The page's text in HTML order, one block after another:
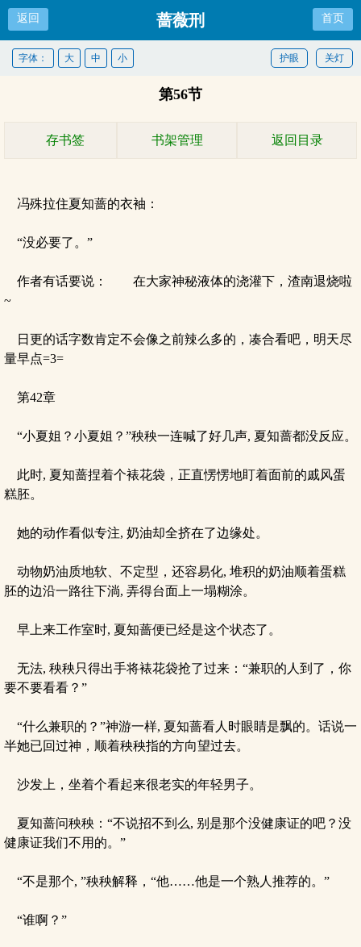
返回 蔷薇刑 首页
关灯
护眼
字体： 大 中 小
第56节
存书签 书架管理 返回目录
冯殊拉住夏知蔷的衣袖：
“没必要了。”
作者有话要说： 在大家神秘液体的浇灌下，渣南退烧啦
~
日更的话字数肯定不会像之前辣么多的，凑合看吧，明天尽
量早点=3=
第42章
“小夏姐？小夏姐？”秧秧一连喊了好几声, 夏知蔷都没反应。
此时, 夏知蔷捏着个裱花袋，正直愣愣地盯着面前的戚风蛋
糕胚。
她的动作看似专注, 奶油却全挤在了边缘处。
动物奶油质地软、不定型，还容易化, 堆积的奶油顺着蛋糕
胚的边沿一路往下淌, 弄得台面上一塌糊涂。
早上来工作室时, 夏知蔷便已经是这个状态了。
无法, 秧秧只得出手将裱花袋抢了过来：“兼职的人到了，你
要不要看看？”
“什么兼职的？”神游一样, 夏知蔷看人时眼睛是飘的。话说一
半她已回过神，顺着秧秧指的方向望过去。
沙发上，坐着个看起来很老实的年轻男子。
夏知蔷问秧秧：“不说招不到么, 别是那个没健康证的吧？没
健康证我们不用的。”
“不是那个, ”秧秧解释，“他……他是一个熟人推荐的。”
“谁啊？”